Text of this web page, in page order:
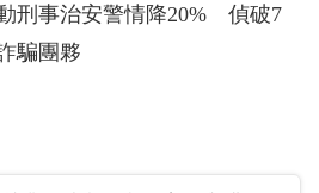
刑事治安警情降20% 偵破7
騙團夥